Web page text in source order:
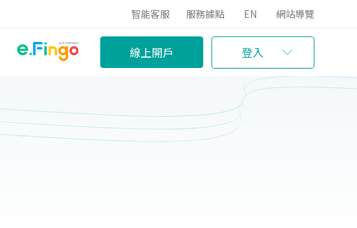
智能客服 服務據點 EN 網站導覽
線上開戶 登入